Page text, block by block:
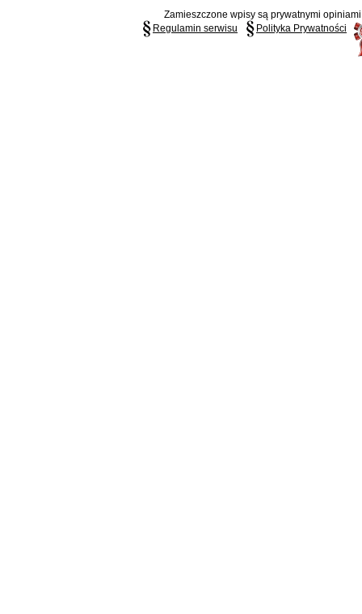
Zamieszczone wpisy są prywatnymi
Regulamin serwisu
Polityka Prywatności